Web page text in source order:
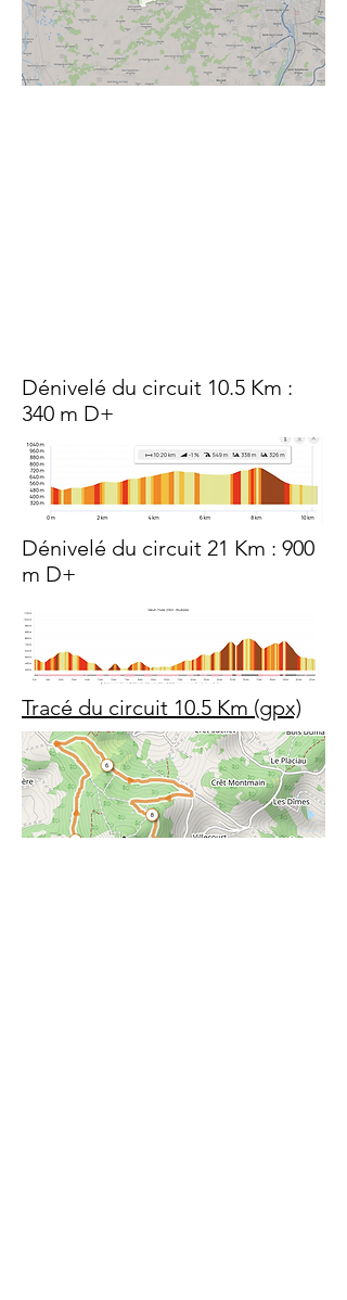
Dénivelé du circuit 10.5 Km :
340 m D+
Dénivelé du circuit 21 Km : 900
m D+
Tracé du circuit 10.5 Km (gpx)